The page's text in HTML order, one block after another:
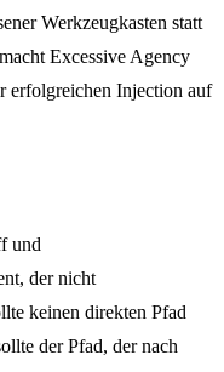
Werkzeugkasten statt
Excessive Agency
erfolgreichen Injection auf
und
der nicht
keinen direkten Pfad
der Pfad, der nach